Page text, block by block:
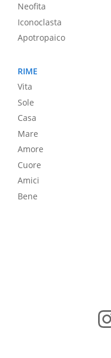
Neofita
Iconoclasta
Apotropaico
RIME
Vita
Sole
Casa
Mare
Amore
Cuore
Amici
Bene